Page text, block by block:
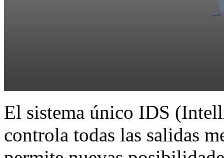
El sistema único IDS
controla todas las salidas